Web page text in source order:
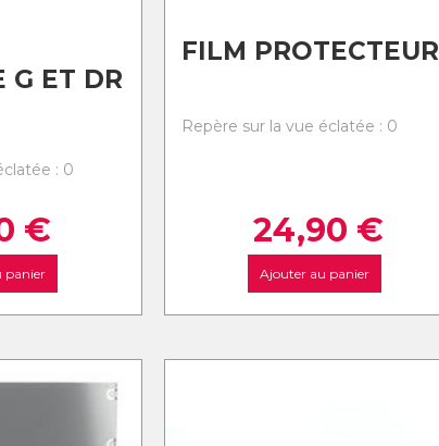
G ET DR
: 0
€
panier
FILM PROTECTEUR
Repère sur la vue éclatée : 0
24,90 €
Ajouter au panier